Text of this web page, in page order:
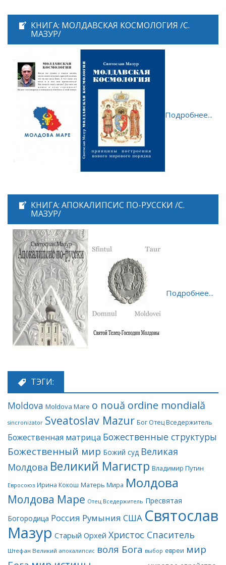
КНИГА: МОЛДАВСКАЯ КОСМОЛОГИЯ /С.
МАЗУР/
Подробнее...
КНИГА: АПОКАЛИПСИС ПО-РУССКИ /С.
МАЗУР/
Подробнее...
ТЭГИ:
Moldova Moldova Mare o nouă ordine mondială
sincronizator Sveatoslav Mazur Бог Отец Вседержитель
Божественная матрица Божественные структуры
Божественный мир Божий суд Великая
Молдова Великий Магистр Владимир Путин
Евросоюз Ирина Кокош Матерь Мира Молдова
Молдова Маре Отец Вседержитель Пресвятая
Богородица Россия Румыния США Святослав
Мазур Старый Орхей Христос Спаситель
Штефан Великий апокалипсис воля Бога выбор евреи мир